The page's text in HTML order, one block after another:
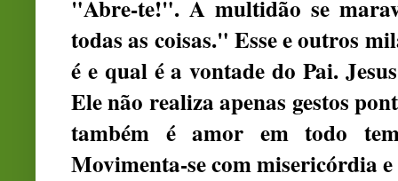
"Abre-te!". A multidão se
todas as coisas." Esse e outros
é e qual é a vontade do Pai.
Ele não realiza apenas gestos
também é amor em todo
Movimenta-se com misericórdia